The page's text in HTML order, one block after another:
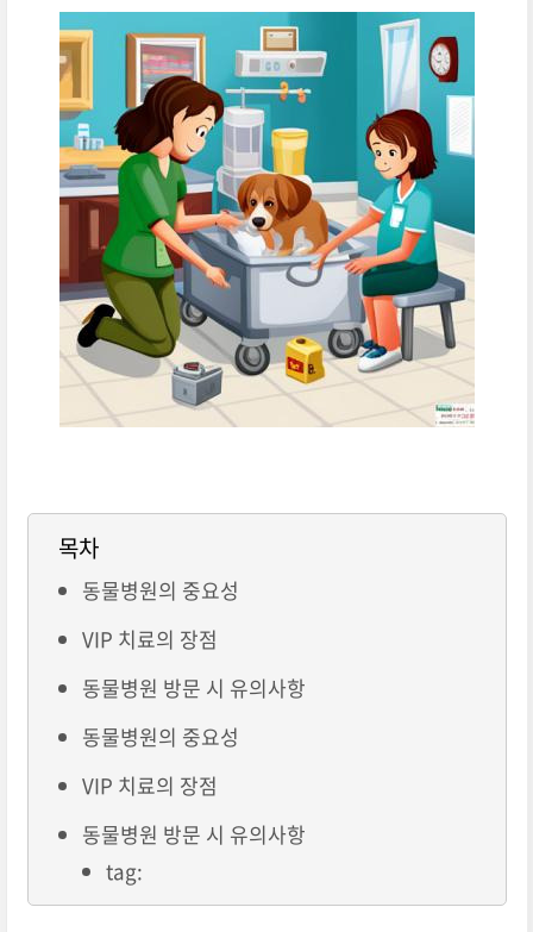
목차
동물병원의 중요성
VIP 치료의 장점
동물병원 방문 시 유의사항
동물병원의 중요성
VIP 치료의 장점
동물병원 방문 시 유의사항
tag: